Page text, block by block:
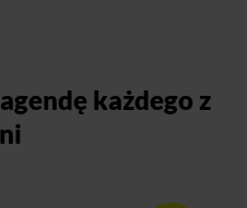
każdego z